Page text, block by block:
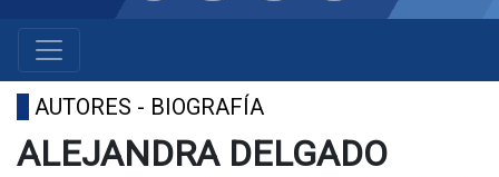
AUTORES - BIOGRAFÍA
ALEJANDRA DELGADO